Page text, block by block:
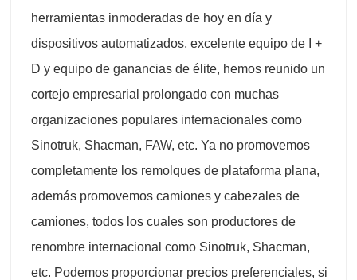
herramientas inmoderadas de hoy en día y
dispositivos automatizados, excelente equipo de I +
D y equipo de ganancias de élite, hemos reunido un
cortejo empresarial prolongado con muchas
organizaciones populares internacionales como
Sinotruk, Shacman, FAW, etc. Ya no promovemos
completamente los remolques de plataforma plana,
además promovemos camiones y cabezales de
camiones, todos los cuales son productores de
renombre internacional como Sinotruk, Shacman,
etc. Podemos proporcionar precios preferenciales, si